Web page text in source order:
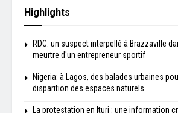
Highlights
RDC: un suspect interpellé à Brazzaville
meurtre d'un entrepreneur sportif
Nigeria: à Lagos, des balades urbaines
disparition des espaces naturels
La protestation en Ituri : une information